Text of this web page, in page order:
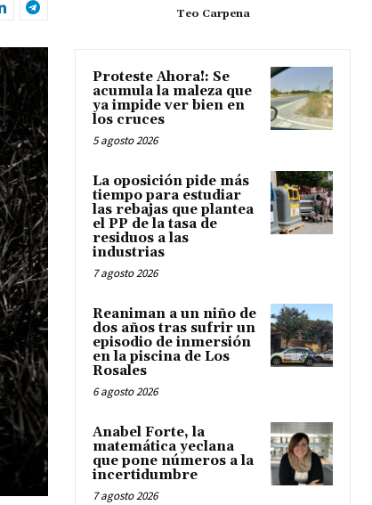
Teo Carpena
Proteste Ahora!: Se
acumula la maleza que
ya impide ver bien en
los cruces
5 agosto 2026
La oposición pide más
tiempo para estudiar
las rebajas que plantea
el PP de la tasa de
residuos a las
industrias
7 agosto 2026
Reaniman a un niño de
dos años tras sufrir un
episodio de inmersión
en la piscina de Los
Rosales
6 agosto 2026
Anabel Forte, la
matemática yeclana
que pone números a la
incertidumbre
7 agosto 2026